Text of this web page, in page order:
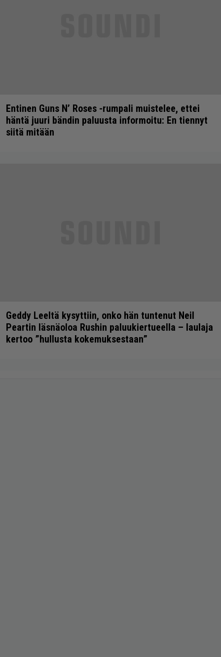
Entinen Guns N’ Roses -rumpali muistelee, ettei
häntä juuri bändin paluusta informoitu: En tiennyt
siitä mitään
Geddy Leeltä kysyttiin, onko hän tuntenut Neil
Peartin läsnäoloa Rushin paluukiertueella – laulaja
kertoo ”hullusta kokemuksestaan”